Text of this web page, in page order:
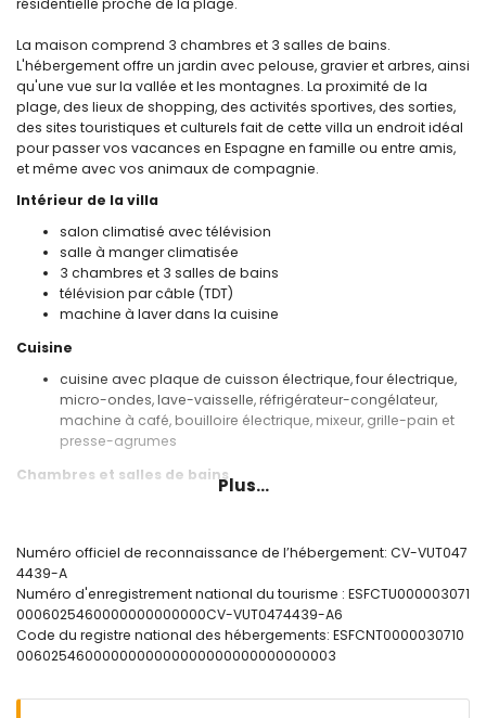
La maison comprend 3 chambres et 3 salles de bains.
L'hébergement offre un jardin avec pelouse, gravier et arbres, ainsi
qu'une vue sur la vallée et les montagnes. La proximité de la
plage, des lieux de shopping, des activités sportives, des sorties,
des sites touristiques et culturels fait de cette villa un endroit idéal
pour passer vos vacances en Espagne en famille ou entre amis,
et même avec vos animaux de compagnie.
Intérieur de la villa
salon climatisé avec télévision
salle à manger climatisée
3 chambres et 3 salles de bains
télévision par câble (TDT)
machine à laver dans la cuisine
Cuisine
cuisine avec plaque de cuisson électrique, four électrique,
micro-ondes, lave-vaisselle, réfrigérateur-congélateur,
machine à café, bouilloire électrique, mixeur, grille-pain et
presse-agrumes
Chambres et salles de bains
chambre climatisée avec lit king size (mesurant 200 par 180
cm)
chambre climatisée avec 2 lits simples (mesurant 200 par
90 cm)
salle de bains en suite avec double vasque, douche et
toilettes
Plus...
Numéro officiel de reconnaissance de l’hébergement: CV-VUT047
4439-A
Numéro d'enregistrement national du tourisme : ESFCTU000003071
0006025460000000000000CV-VUT0474439-A6
Code du registre national des hébergements: ESFCNT0000030710
0060254600000000000000000000000000003